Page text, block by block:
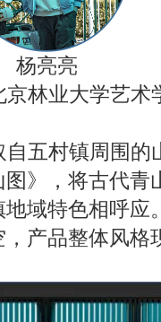
杨亮亮
京林业大学艺术
自五村镇周围的
》，将古代青
域特色相呼应
产品整体风格